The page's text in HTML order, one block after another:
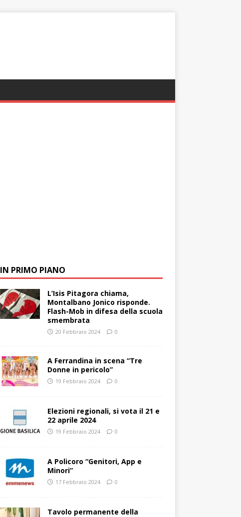
IN PRIMO PIANO
L’Isis Pitagora chiama,
Montalbano Jonico risponde.
Flash-Mob in difesa della scuola
smembrata
20 Febbraio 2024 0
A Ferrandina in scena “Tre
Donne in pericolo”
19 Febbraio 2024 0
Elezioni regionali, si vota il 21 e
22 aprile 2024
19 Febbraio 2024 0
A Policoro “Genitori, App e
Minori”
17 Febbraio 2024 0
Tavolo permanente della